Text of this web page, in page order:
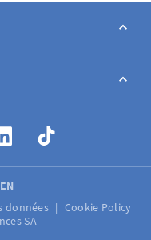
EN
données
Cookie Policy
SA